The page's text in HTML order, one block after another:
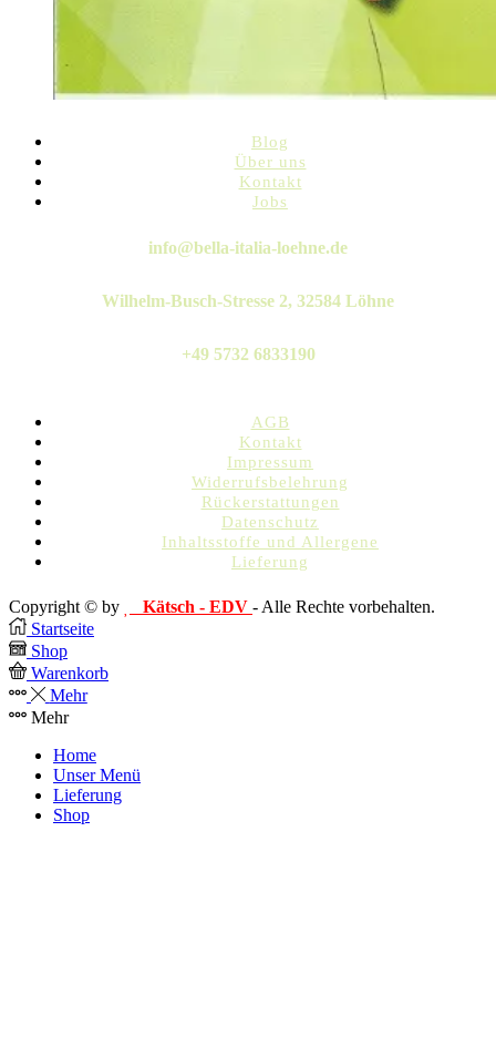
Blog
Über uns
Kontakt
Jobs
Twitter
Instagram
Pinterest
Linkedin
Whatsapp
info@bella-italia-loehne.de
Wilhelm-Busch-Stresse 2, 32584 Löhne
+49 5732 6833190
AGB
Kontakt
Impressum
Widerrufsbelehrung
Rückerstattungen
Datenschutz
Inhaltsstoffe und Allergene
Lieferung
Copyright © by Kätsch - EDV - Alle Rechte vorbehalten.
Startseite
Shop
Warenkorb
Mehr
Mehr
Home
Unser Menü
Lieferung
Shop